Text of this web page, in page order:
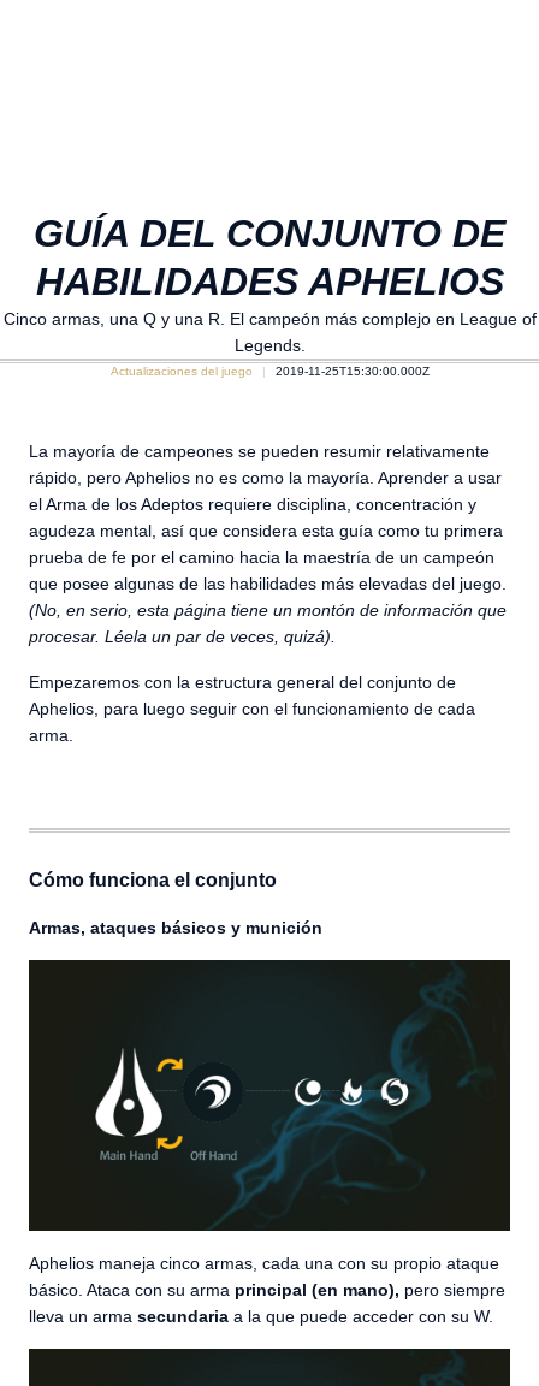
GUÍA DEL CONJUNTO DE
HABILIDADES APHELIOS
Cinco armas, una Q y una R. El campeón más complejo en League of
Legends.
Actualizaciones del juego 2019-11-25T15:30:00.000Z
La mayoría de campeones se pueden resumir relativamente
rápido, pero Aphelios no es como la mayoría. Aprender a usar
el Arma de los Adeptos requiere disciplina, concentración y
agudeza mental, así que considera esta guía como tu primera
prueba de fe por el camino hacia la maestría de un campeón
que posee algunas de las habilidades más elevadas del juego.
(No, en serio, esta página tiene un montón de información que
procesar. Léela un par de veces, quizá).
Empezaremos con la estructura general del conjunto de
Aphelios, para luego seguir con el funcionamiento de cada
arma.
Cómo funciona el conjunto
Armas, ataques básicos y munición
Aphelios maneja cinco armas, cada una con su propio ataque
básico. Ataca con su arma principal (en mano), pero siempre
lleva un arma secundaria a la que puede acceder con su W.